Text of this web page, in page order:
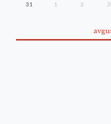
31 1 2 3